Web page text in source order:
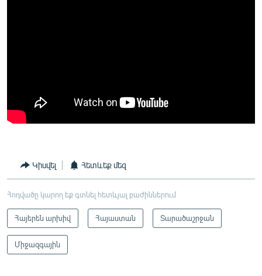
Կիսվել Հետևեք մեզ
Հոդվածը կարող եք գտնել հետևյալ բաժիններում
Հայերեն արխիվ Հայաստան Տարածաշրջան
Միջազգային